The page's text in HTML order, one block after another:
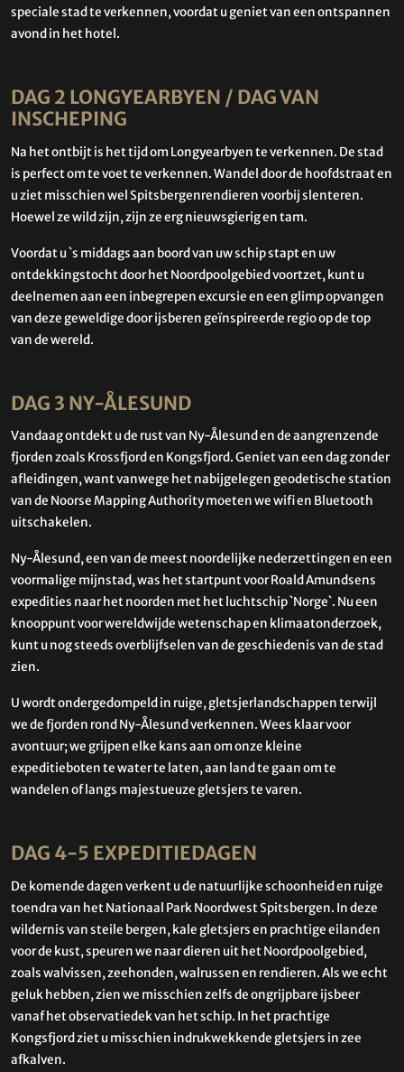
speciale stad te verkennen, voordat u geniet van een ontspannen
avond in het hotel.
DAG 2 LONGYEARBYEN / DAG VAN
INSCHEPING
Na het ontbijt is het tijd om Longyearbyen te verkennen. De stad
is perfect om te voet te verkennen. Wandel door de hoofdstraat en
u ziet misschien wel Spitsbergenrendieren voorbij slenteren.
Hoewel ze wild zijn, zijn ze erg nieuwsgierig en tam.
Voordat u `s middags aan boord van uw schip stapt en uw
ontdekkingstocht door het Noordpoolgebied voortzet, kunt u
deelnemen aan een inbegrepen excursie en een glimp opvangen
van deze geweldige door ijsberen geïnspireerde regio op de top
van de wereld.
DAG 3 NY-ÅLESUND
Vandaag ontdekt u de rust van Ny-Ålesund en de aangrenzende
fjorden zoals Krossfjord en Kongsfjord. Geniet van een dag zonder
afleidingen, want vanwege het nabijgelegen geodetische station
van de Noorse Mapping Authority moeten we wifi en Bluetooth
uitschakelen.
Ny-Ålesund, een van de meest noordelijke nederzettingen en een
voormalige mijnstad, was het startpunt voor Roald Amundsens
expedities naar het noorden met het luchtschip `Norge`. Nu een
knooppunt voor wereldwijde wetenschap en klimaatonderzoek,
kunt u nog steeds overblijfselen van de geschiedenis van de stad
zien.
U wordt ondergedompeld in ruige, gletsjerlandschappen terwijl
we de fjorden rond Ny-Ålesund verkennen. Wees klaar voor
avontuur; we grijpen elke kans aan om onze kleine
expeditieboten te water te laten, aan land te gaan om te
wandelen of langs majestueuze gletsjers te varen.
DAG 4-5 EXPEDITIEDAGEN
De komende dagen verkent u de natuurlijke schoonheid en ruige
toendra van het Nationaal Park Noordwest Spitsbergen. In deze
wildernis van steile bergen, kale gletsjers en prachtige eilanden
voor de kust, speuren we naar dieren uit het Noordpoolgebied,
zoals walvissen, zeehonden, walrussen en rendieren. Als we echt
geluk hebben, zien we misschien zelfs de ongrijpbare ijsbeer
vanaf het observatiedek van het schip. In het prachtige
Kongsfjord ziet u misschien indrukwekkende gletsjers in zee
afkalven.